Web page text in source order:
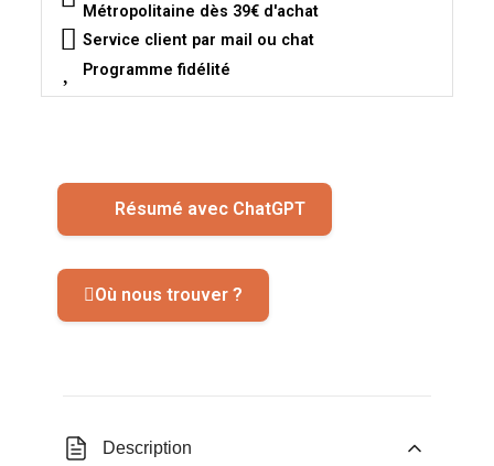
Métropolitaine dès 39€ d'achat
Service client par mail ou chat
Programme fidélité
Résumé avec ChatGPT
Où nous trouver ?
Description